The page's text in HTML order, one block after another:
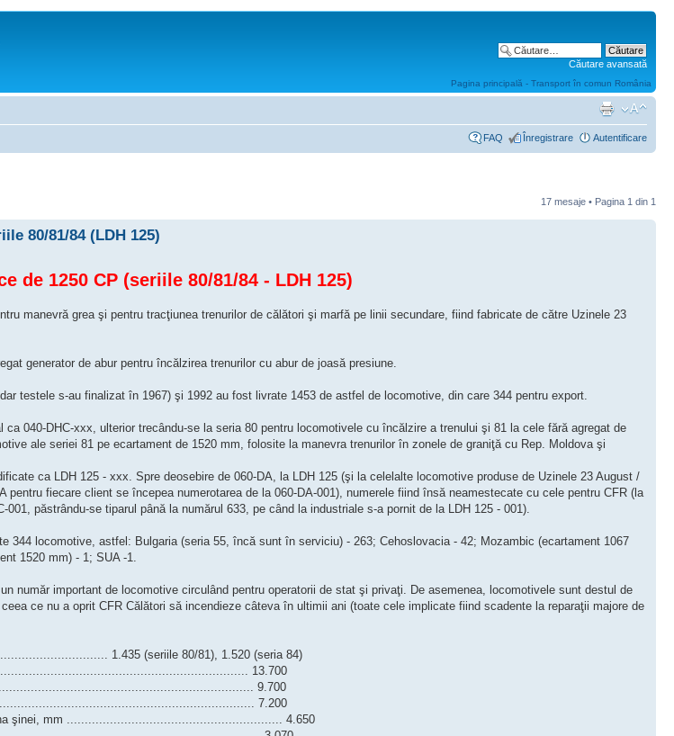
Căutare avansată
Pagina principală - Transport în comun România
FAQ Înregistrare Autentificare
17 mesaje • Pagina 1 din 1
80/81/84 (LDH 125)
de 1250 CP (seriile 80/81/84 - LDH 125)
manevră grea şi pentru tracţiunea trenurilor de călători şi marfă pe linii secundare, fiind fabricate de către Uzinele 23
generator de abur pentru încălzirea trenurilor cu abur de joasă presiune.
testele s-au finalizat în 1967) şi 1992 au fost livrate 1453 de astfel de locomotive, din care 344 pentru export.
040-DHC-xxx, ulterior trecându-se la seria 80 pentru locomotivele cu încălzire a trenului şi 81 la cele fără agregat de
ale seriei 81 pe ecartament de 1520 mm, folosite la manevra trenurilor în zonele de graniţă cu Rep. Moldova şi
ca LDH 125 - xxx. Spre deosebire de 060-DA, la LDH 125 (şi la celelalte locomotive produse de Uzinele 23 August /
pentru fiecare client se începea numerotarea de la 060-DA-001), numerele fiind însă neamestecate cu cele pentru CFR (la
001, păstrându-se tiparul până la numărul 633, pe când la industriale s-a pornit de la LDH 125 - 001).
344 locomotive, astfel: Bulgaria (seria 55, încă sunt în serviciu) - 263; Cehoslovacia - 42; Mozambic (ecartament 1067
1520 mm) - 1; SUA -1.
număr important de locomotive circulând pentru operatorii de stat şi privaţi. De asemenea, locomotivele sunt destul de
ce nu a oprit CFR Călători să incendieze câteva în ultimii ani (toate cele implicate fiind scadente la reparaţii majore de
1.435 (seriile 80/81), 1.520 (seria 84)
13.700
9.700
7.200
şinei, mm ............................................................ 4.650